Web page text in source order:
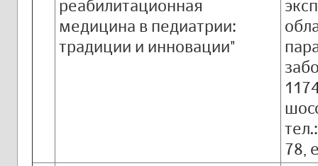
реабилитационная
медицина в педиатрии:
традиции и инновации"
78,